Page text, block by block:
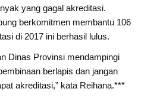
yang gagal akreditasi.
berkomitmen membantu 106
di 2017 ini berhasil lulus.
Dinas Provinsi mendampingi
berlapis dan jangan
akreditasi,” kata Reihana.***